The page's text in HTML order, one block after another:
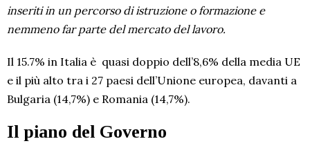
inseriti in un percorso di istruzione o formazione e
nemmeno far parte del mercato del lavoro.
Il 15.7% in Italia è quasi doppio dell’8,6% della media UE
e il più alto tra i 27 paesi dell’Unione europea, davanti a
Bulgaria (14,7%) e Romania (14,7%).
Il piano del Governo